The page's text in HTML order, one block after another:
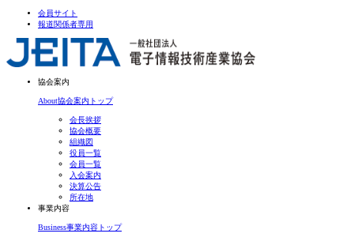
会員サイト
報道関係者専用
協会案内
About協会案内トップ
会長挨拶
協会概要
組織図
役員一覧
会員一覧
入会案内
決算公告
所在地
事業内容
Business事業内容トップ